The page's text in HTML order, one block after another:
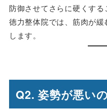
防御させてさらに硬くする
徳力整体院では、筋肉が
します。
Q2. 姿勢が悪い